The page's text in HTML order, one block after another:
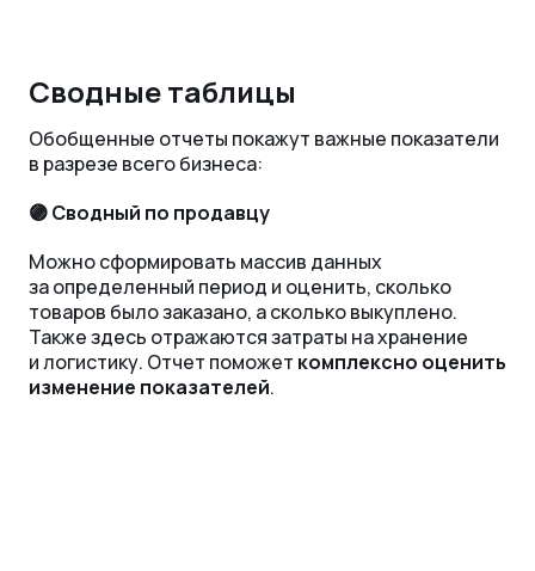
Сводные таблицы
Обобщенные отчеты покажут важные показатели
в разрезе всего бизнеса:
🟣 Сводный по продавцу
Можно сформировать массив данных
за определенный период и оценить, сколько
товаров было заказано, а сколько выкуплено.
Также здесь отражаются затраты на хранение
и логистику. Отчет поможет комплексно оценить
изменение показателей.